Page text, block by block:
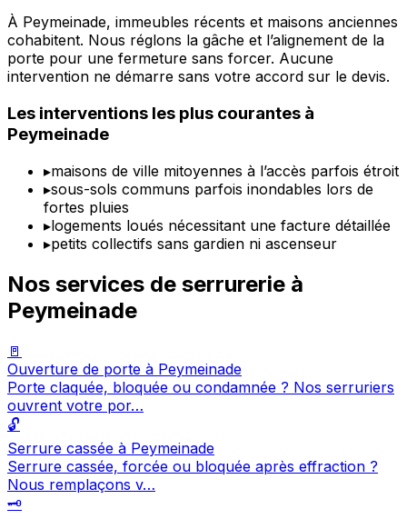
À Peymeinade, immeubles récents et maisons anciennes
cohabitent. Nous réglons la gâche et l’alignement de la
porte pour une fermeture sans forcer. Aucune
intervention ne démarre sans votre accord sur le devis.
Les interventions les plus courantes à
Peymeinade
▸maisons de ville mitoyennes à l’accès parfois étroit
▸sous-sols communs parfois inondables lors de
fortes pluies
▸logements loués nécessitant une facture détaillée
▸petits collectifs sans gardien ni ascenseur
Nos services de serrurerie à
Peymeinade
🚪
Ouverture de porte à Peymeinade
Porte claquée, bloquée ou condamnée ? Nos serruriers
ouvrent votre por…
🔓
Serrure cassée à Peymeinade
Serrure cassée, forcée ou bloquée après effraction ?
Nous remplaçons v…
🗝️